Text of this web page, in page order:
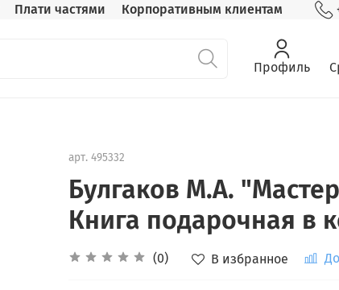
Плати частями Корпоративным клиентам
Профиль
арт. 495332
Булгаков М.А.
Книга подарочная в
(0) В избранное